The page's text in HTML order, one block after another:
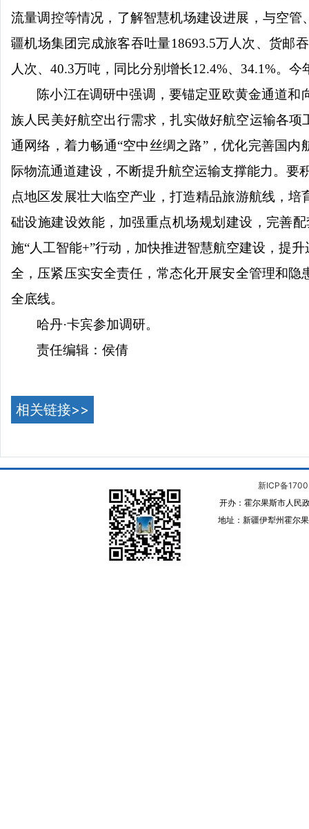
流量调控等情况，了解智慧机场建设进展，与空
疆机场集团完成旅客吞吐量18693.5万人次、货邮
人次、40.3万吨，同比分别增长12.4%、34.1%。
陈小江在调研中强调，要锚定亚欧黄金通道
族人民美好航空出行需求，扎实做好航空运输各项
通网络，着力畅通“空中丝绸之路”，优化完善国
际物流通道建设，不断提升航空运输支撑能力。要
点地区发展壮大临空产业，打造精品旅游航线，
础设施建设效能，加强重点机场规划建设，完善
施“人工智能+”行动，加快推进智慧航空建设，提
全，压紧压实安全责任，常态化开展安全管理和
全底线。
哈丹·卡宾参加调研。
责任编辑：侯倩
相关链接>>
新ICP备
开办：霍尔果斯市人民
地址：新疆伊犁州霍